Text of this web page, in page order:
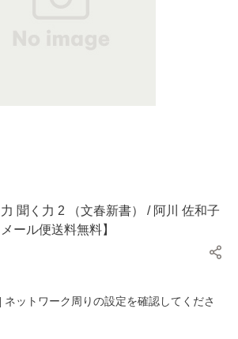
力 聞く力 2 （文春新書） / 阿川 佐和子
ール便送料無料】
ネットワーク周りの設定を確認してくださ